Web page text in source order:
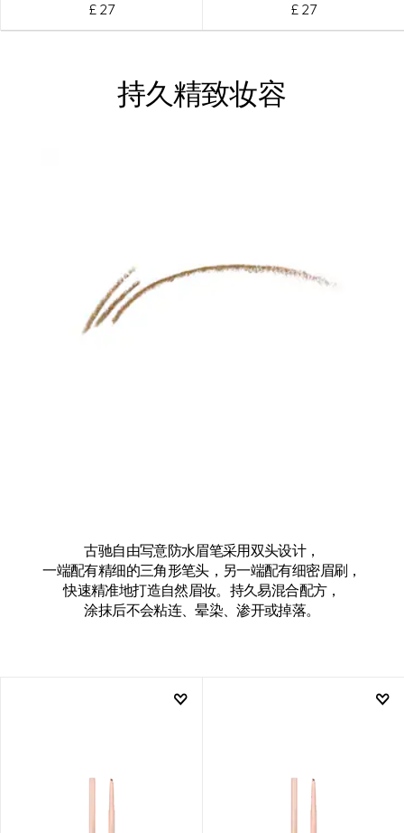
£ 27 £ 27
持久精致妆容
古驰自由写意防水眉笔采用双头设计，
一端配有精细的三角形笔头，另一端配有细密眉刷，
快速精准地打造自然眉妆。持久易混合配方，
涂抹后不会粘连、晕染、渗开或掉落。